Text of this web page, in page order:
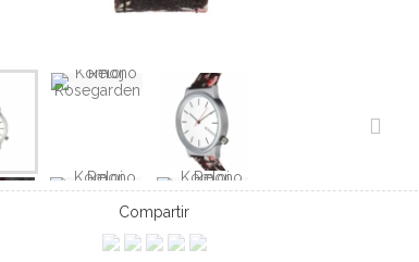
Compartir